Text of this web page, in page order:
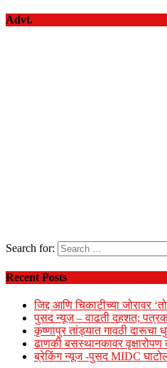
Advt.
Search for:
Recent Posts
जिद्द आणि चिकाटीच्या जोरावर
पुसद न्यूज – वाढती दहशत;
कृष्णापुर तांड्यात गावठी
ढाणकी बसस्थानकावर वृक्षारोपण
ब्रेकिंग न्यूज -पुसद MIDC